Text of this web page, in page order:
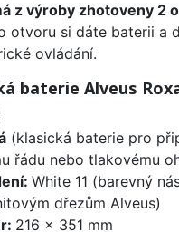
z výroby zhotoveny 2
otvoru si dáte baterii a
ovládání.
baterie Alveus
(klasická baterie pro
řádu nebo tlakovému
White 11 (barevný
dřezům Alveus)
216 x 351 mm